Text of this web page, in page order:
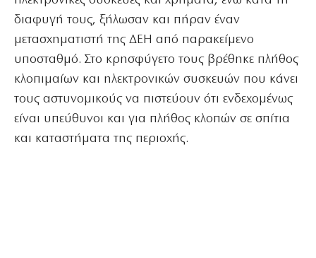
διαφυγή τους, ξήλωσαν και πήραν έναν
μετασχηματιστή της ΔΕΗ από παρακείμενο
υποσταθμό. Στο κρησφύγετο τους βρέθηκε πλήθος
κλοπιμαίων και ηλεκτρονικών συσκευών που κάνει
τους αστυνομικούς να πιστεύουν ότι ενδεχομένως
είναι υπεύθυνοι και για πλήθος κλοπών σε σπίτια
και καταστήματα της περιοχής.